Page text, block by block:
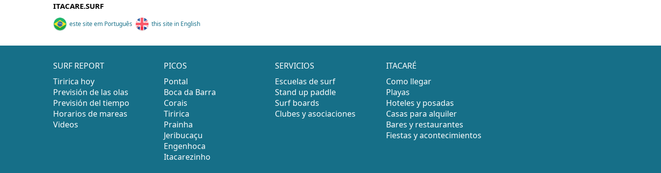
ITACARE.SURF
este site em Português this site in English
SURF REPORT
Tiririca hoy
Previsión de las olas
Previsión del tiempo
Horarios de mareas
Videos
PICOS
Pontal
Boca da Barra
Corais
Tiririca
Prainha
Jeribucaçu
Engenhoca
Itacarezinho
SERVICIOS
Escuelas de surf
Stand up paddle
Surf boards
Clubes y asociaciones
ITACARÉ
Como llegar
Playas
Hoteles y posadas
Casas para alquiler
Bares y restaurantes
Fiestas y acontecimientos